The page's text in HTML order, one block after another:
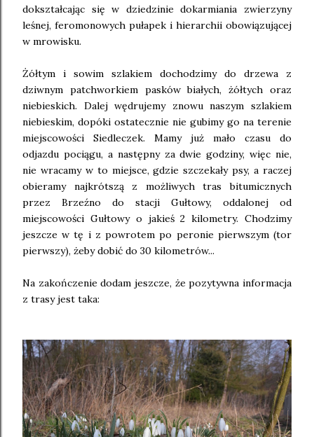
dokształcając się w dziedzinie dokarmiania zwierzyny
leśnej, feromonowych pułapek i hierarchii obowiązującej
w mrowisku.
Żółtym i sowim szlakiem dochodzimy do drzewa z
dziwnym patchworkiem pasków białych, żółtych oraz
niebieskich. Dalej wędrujemy znowu naszym szlakiem
niebieskim, dopóki ostatecznie nie gubimy go na terenie
miejscowości Siedleczek. Mamy już mało czasu do
odjazdu pociągu, a następny za dwie godziny, więc nie,
nie wracamy w to miejsce, gdzie szczekały psy, a raczej
obieramy najkrótszą z możliwych tras bitumicznych
przez Brzeźno do stacji Gułtowy, oddalonej od
miejscowości Gułtowy o jakieś 2 kilometry. Chodzimy
jeszcze w tę i z powrotem po peronie pierwszym (tor
pierwszy), żeby dobić do 30 kilometrów...
Na zakończenie dodam jeszcze, że pozytywna informacja
z trasy jest taka: